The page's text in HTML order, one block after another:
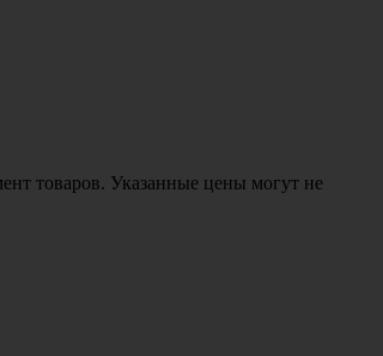
товаров. Указанные цены могут не